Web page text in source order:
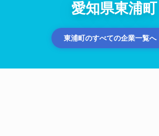
愛知県東浦町
東浦町のすべての企業一覧へ